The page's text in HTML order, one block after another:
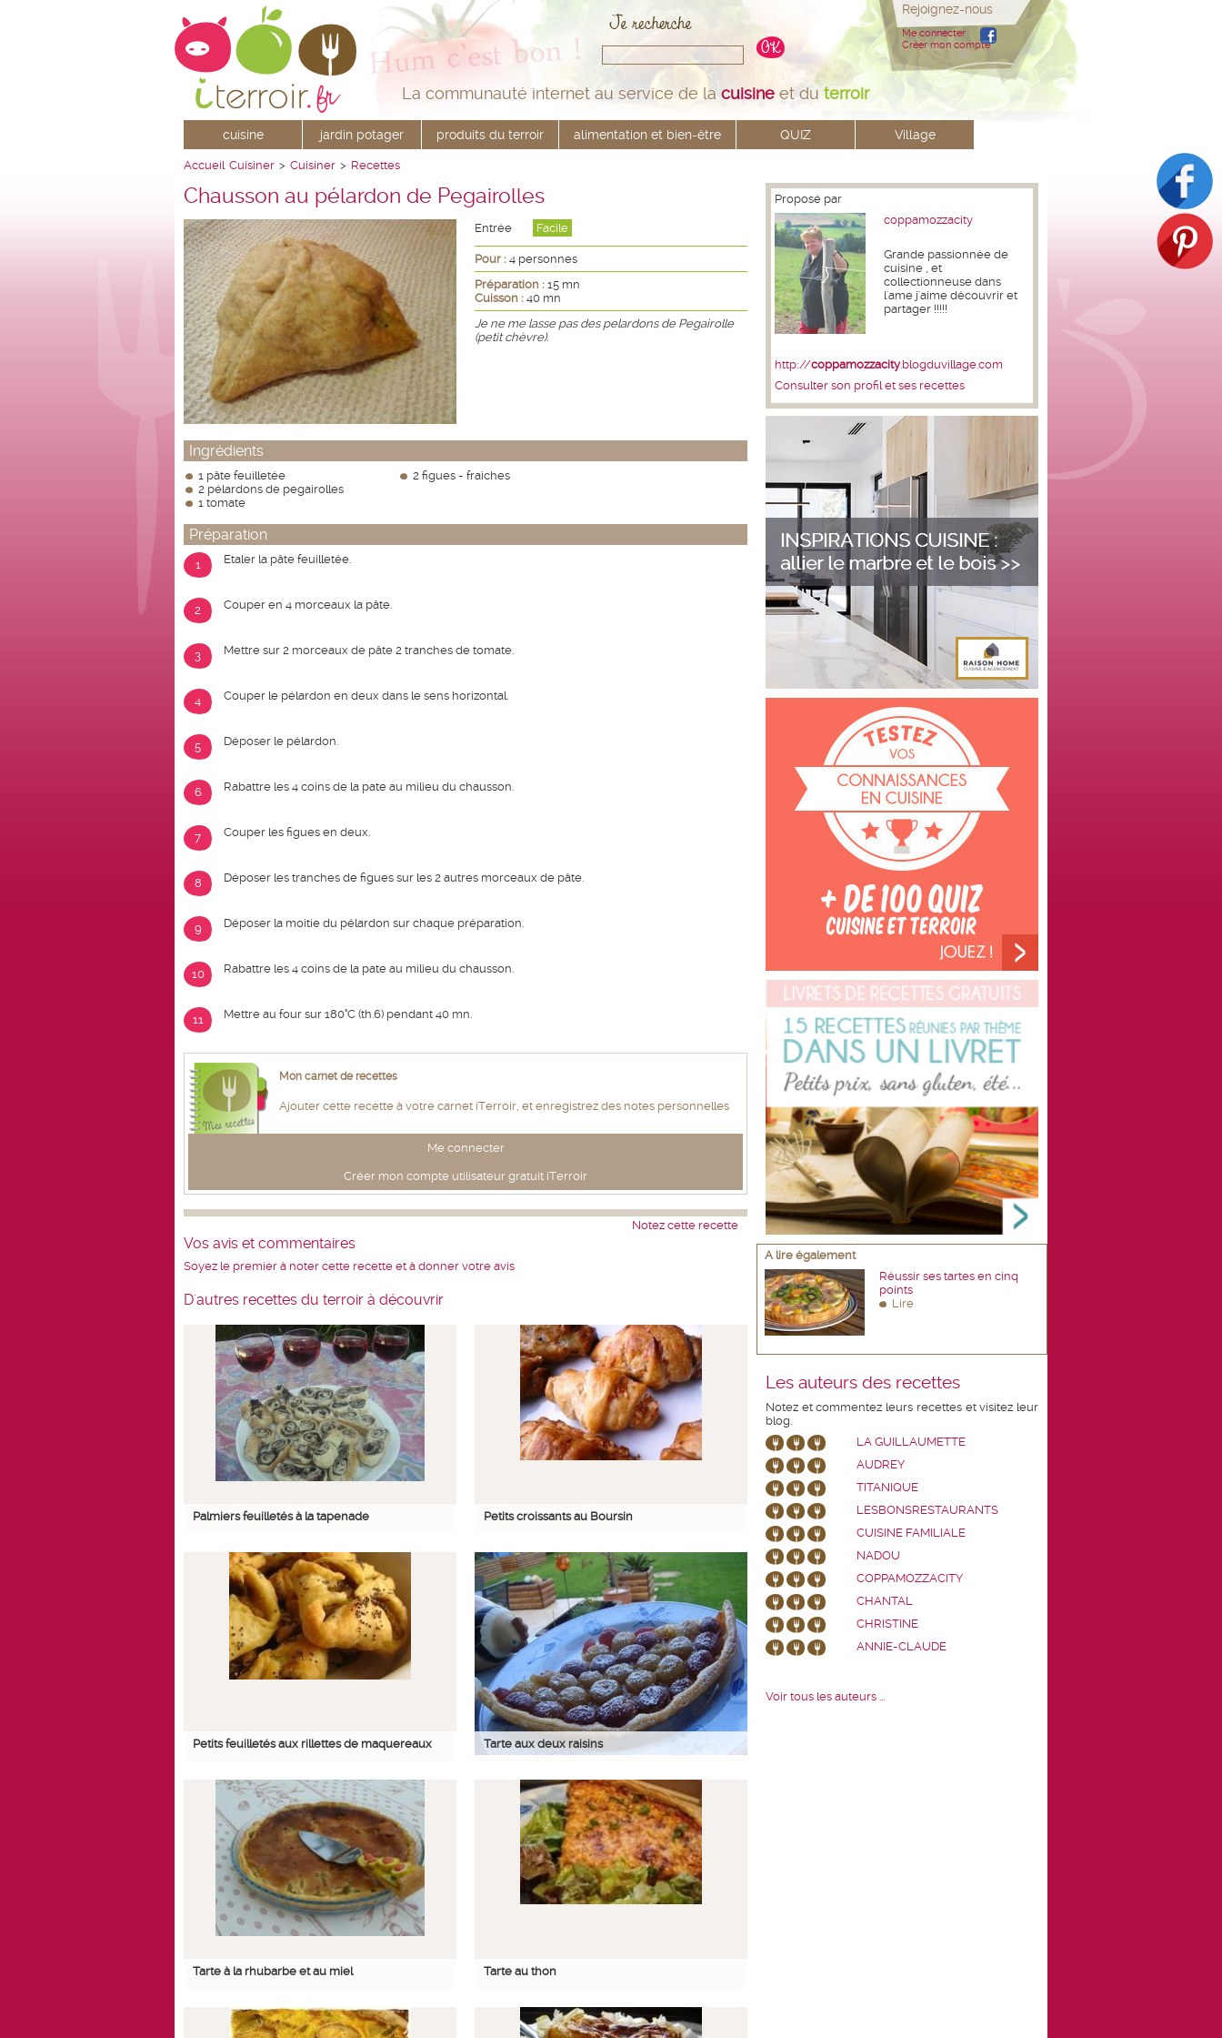
La communauté internet au service de la cuisine et duterroir
Rejoignez-nous
Me connecter
Créer mon compte
cuisine jardin potager produits du terroir alimentation et bien-être QUIZ Village
Accueil Cuisiner > Cuisiner > Recettes
Chausson au pélardon de Pegairolles
Entrée Facile
Pour : 4 personnes
Préparation : 15 mn
Cuisson : 40 mn
Je ne me lasse pas des pelardons de Pegairolle
(petit chèvre).
Ingrédients
1 pâte feuilletée
2 pélardons de pegairolles
1 tomate
2 figues - fraiches
Préparation
1 Etaler la pâte feuilletée.
2 Couper en 4 morceaux la pâte.
3 Mettre sur 2 morceaux de pâte 2 tranches de tomate.
4 Couper le pélardon en deux dans le sens horizontal.
5 Déposer le pélardon.
6 Rabattre les 4 coins de la pate au milieu du chausson.
7 Couper les figues en deux.
8 Déposer les tranches de figues sur les 2 autres morceaux de pâte.
9 Déposer la moitie du pélardon sur chaque préparation.
10 Rabattre les 4 coins de la pate au milieu du chausson.
11 Mettre au four sur 180°C (th.6) pendant 40 mn.
Mon carnet de recettes
Ajouter cette recette à votre carnet iTerroir, et enregistrez des notes personnelles
Me connecter
Créer mon compte utilisateur gratuit iTerroir
Notez cette recette
Vos avis et commentaires
Soyez le premier à noter cette recette et à donner votre avis
D'autres recettes du terroir à découvrir
Palmiers feuilletés à la tapenade Petits croissants au Boursin
Petits feuilletés aux rillettes de maquereaux Tarte aux deux raisins
Tarte à la rhubarbe et au miel Tarte au thon
Proposé par
coppamozzacity
Grande passionnée de
cuisine , et
collectionneuse dans
l'ame j'aime découvrir et
partager !!!!!
http://coppamozzacity.blogduvillage.com
Consulter son profil et ses recettes
A lire également
Réussir ses tartes en cinq
points
Lire
Les auteurs des recettes
Notez et commentez leurs recettes et visitez leur
blog.
LA GUILLAUMETTE
AUDREY
TITANIQUE
LESBONSRESTAURANTS
CUISINE FAMILIALE
NADOU
COPPAMOZZACITY
CHANTAL
CHRISTINE
ANNIE-CLAUDE
Voir tous les auteurs ...